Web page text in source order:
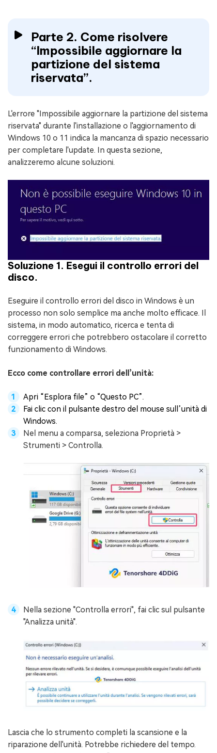
Parte 2. Come risolvere
“Impossibile aggiornare la
partizione del sistema
riservata”.
L'errore "Impossibile aggiornare la partizione del sistema
riservata" durante l'installazione o l'aggiornamento di
Windows 10 o 11 indica la mancanza di spazio necessario
per completare l'update. In questa sezione,
analizzeremo alcune soluzioni.
Soluzione 1. Esegui il controllo errori del
disco.
Eseguire il controllo errori del disco in Windows è un
processo non solo semplice ma anche molto efficace. Il
sistema, in modo automatico, ricerca e tenta di
correggere errori che potrebbero ostacolare il corretto
funzionamento di Windows.
Ecco come controllare errori dell’unità:
Apri “Esplora file” o “Questo PC”.
Fai clic con il pulsante destro del mouse sull’unità di
Windows.
Nel menu a comparsa, seleziona Proprietà >
Strumenti > Controlla.
Nella sezione "Controlla errori", fai clic sul pulsante
"Analizza unità".
Lascia che lo strumento completi la scansione e la
riparazione dell'unità. Potrebbe richiedere del tempo.